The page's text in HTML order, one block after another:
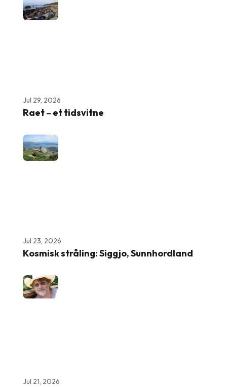
Jul 29, 2026
Raet – et tidsvitne
Jul 23, 2026
Kosmisk stråling: Siggjo, Sunnhordland
Jul 21, 2026